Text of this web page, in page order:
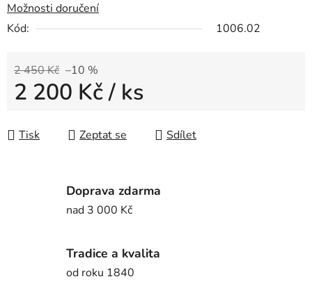
Možnosti doručení
Kód:
1006.02
2 450 Kč –10 %
2 200 Kč/ ks
Tisk
Zeptat se Sdílet
Doprava zdarma
nad 3 000 Kč
Tradice a kvalita
od roku 1840